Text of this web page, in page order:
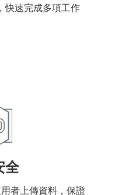
快速完成多項工作
全
者上傳資料，保證